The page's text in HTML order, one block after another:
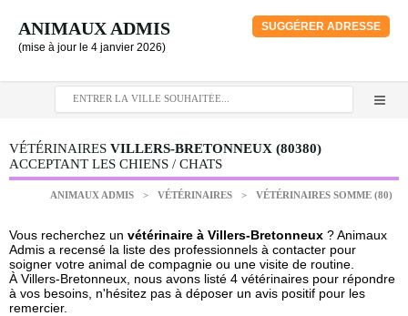
ANIMAUX ADMIS
(mise à jour le 4 janvier 2026)
SUGGÉRER ADRESSE
VÉTÉRINAIRES VILLERS-BRETONNEUX (80380)
ACCEPTANT LES CHIENS / CHATS
ANIMAUX ADMIS > VÉTÉRINAIRES > VÉTÉRINAIRES SOMME (80)
Vous recherchez un vétérinaire à Villers-Bretonneux ? Animaux
Admis a recensé la liste des professionnels à contacter pour
soigner votre animal de compagnie ou une visite de routine.
À Villers-Bretonneux, nous avons listé 4 vétérinaires pour répondre
à vos besoins, n'hésitez pas à déposer un avis positif pour les
remercier.